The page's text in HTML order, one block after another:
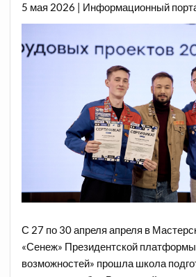
5 мая 2026 | Информационный
С 27 по 30 апреля апреля в
«Сенеж» Президентской платформы
возможностей» прошла школа